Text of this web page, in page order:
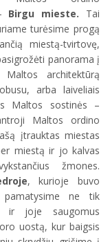
Birgu mieste. Tai
turėsime progą
miestą-tvirtovę,
panorama į
architektūrą
arba laiveliais
Maltos sostinės –
Maltos ordino
įtrauktas miestas
miestą ir jo kalvas
žmones.
, kurioje buvo
ne tik
ir joje saugomus
uostą, kur baigsis